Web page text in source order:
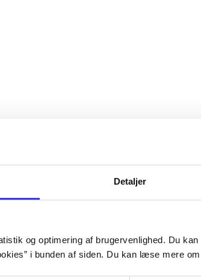
Detaljer
og optimering af brugervenlighed. Du
i bunden af siden. Du kan læse mere